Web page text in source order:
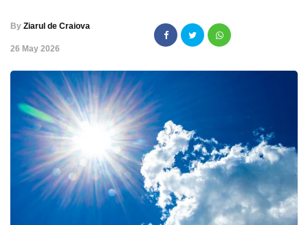
By Ziarul de Craiova
,26 May 2026